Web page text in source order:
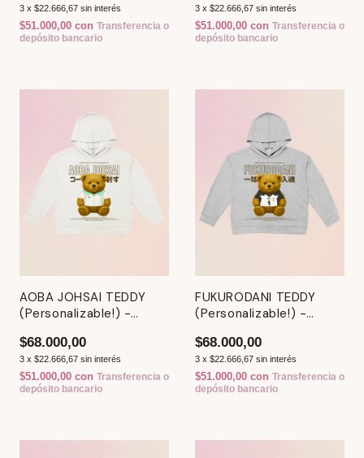
3 x $22.666,67 sin interés
$51.000,00 con Transferencia o
depósito bancario
3 x $22.666,67 sin interés
$51.000,00 con Transferencia o
depósito bancario
AOBA JOHSAI TEDDY
(Personalizable!) -
$68.000,00
3 x $22.666,67 sin interés
$51.000,00 con Transferencia o
depósito bancario
FUKURODANI TEDDY
(Personalizable!) -
$68.000,00
3 x $22.666,67 sin interés
$51.000,00 con Transferencia o
depósito bancario